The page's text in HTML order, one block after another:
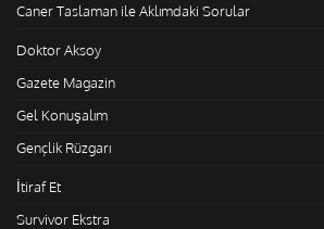
Caner Taslaman ile Aklımdaki Sorular
Doktor Aksoy
Gazete Magazin
Gel Konuşalım
Gençlik Rüzgarı
İtiraf Et
Survivor Ekstra